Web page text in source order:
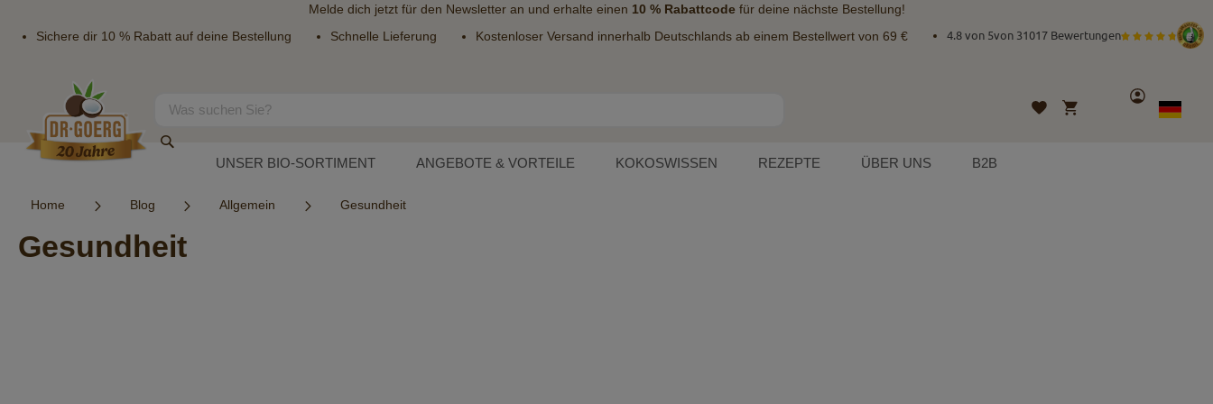
Melde dich jetzt für den Newsletteran und erhalte einen 10 % Rabattcodefür deine nächste Bestellung!
Sichere dir 10 % Rabatt auf deine Bestellung
Schnelle Lieferung Kostenloser Versand innerhalb Deutschlands ab einem Bestellwert von 69 € 4.8 von 5von 31017 Bewertungen
Inhalt
Suche
Wunschliste
Mein Warenkorb
Konto
Sprache
German
UNSER BIO-SORTIMENT ANGEBOTE & VORTEILE KOKOSWISSEN REZEPTE ÜBER UNS B2B
Home Blog Allgemein Gesundheit
Gesundheit